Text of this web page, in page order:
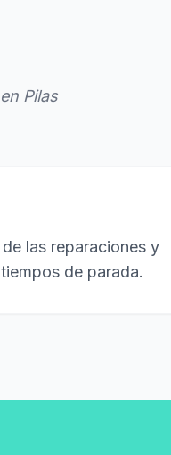
Pilas
las reparaciones y
de parada.